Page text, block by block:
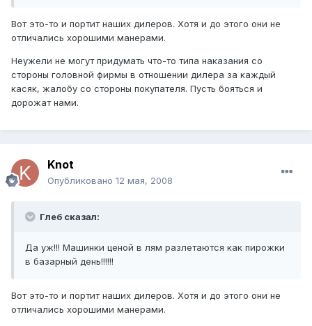
Вот это-то и портит наших дилеров. Хотя и до этого они не
отличались хорошими манерами.
Неужели не могут придумать что-то типа наказания со
стороны головной фирмы в отношении дилера за каждый
касяк, жалобу со стороны покупателя. Пусть бояться и
дорожат нами.
Knot
Опубликовано 12 мая, 2008
Глеб сказал:
Да уж!!! Машинки ценой в лям разлетаются как пирожки
в базарный день!!!!!!
Вот это-то и портит наших дилеров. Хотя и до этого они не
отличались хорошими манерами.